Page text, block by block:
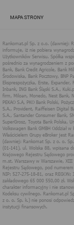
MAPA STRONY
dostosowanie
Więcej informacji
serwisie dostępne
Polityka
o.o.
k.)
Rankomat.pl Sp. z
siedzibą w
przedsiębiorców
przez Sąd
Wydział
numerem KRS
oraz REGON:
na swoich stronach
Zasady
użytkownika w
ze stron
Każdy